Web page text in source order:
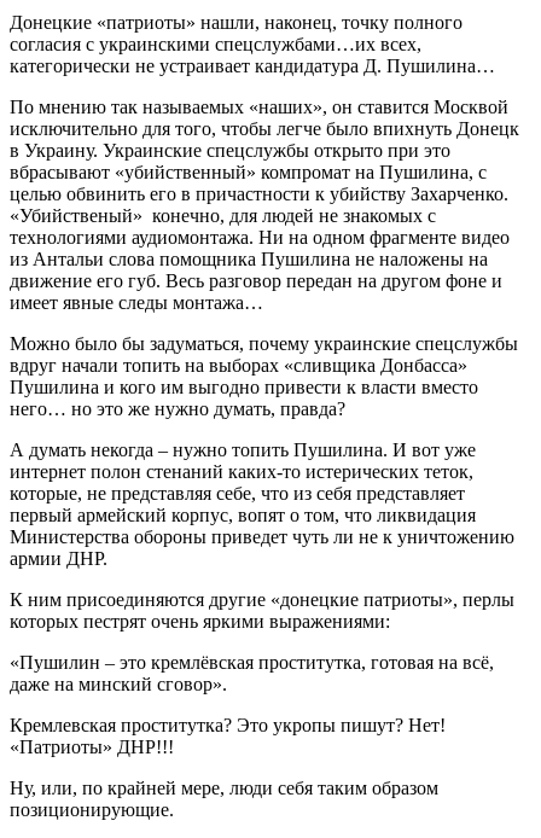
Донецкие «патриоты» нашли, наконец, точку полного
согласия с украинскими спецслужбами…их всех,
категорически не устраивает кандидатура Д. Пушилина…
По мнению так называемых «наших», он ставится Москвой
исключительно для того, чтобы легче было впихнуть Донецк
в Украину. Украинские спецслужбы открыто при это
вбрасывают «убийственный» компромат на Пушилина, с
целью обвинить его в причастности к убийству Захарченко.
«Убийственый» конечно, для людей не знакомых с
технологиями аудиомонтажа. Ни на одном фрагменте видео
из Антальи слова помощника Пушилина не наложены на
движение его губ. Весь разговор передан на другом фоне и
имеет явные следы монтажа…
Можно было бы задуматься, почему украинские спецслужбы
вдруг начали топить на выборах «сливщика Донбасса»
Пушилина и кого им выгодно привести к власти вместо
него… но это же нужно думать, правда?
А думать некогда – нужно топить Пушилина. И вот уже
интернет полон стенаний каких-то истерических теток,
которые, не представляя себе, что из себя представляет
первый армейский корпус, вопят о том, что ликвидация
Министерства обороны приведет чуть ли не к уничтожению
армии ДНР.
К ним присоединяются другие «донецкие патриоты», перлы
которых пестрят очень яркими выражениями:
«Пушилин – это кремлёвская проститутка, готовая на всё,
даже на минский сговор».
Кремлевская проститутка? Это укропы пишут? Нет!
«Патриоты» ДНР!!!
Ну, или, по крайней мере, люди себя таким образом
позиционирующие.